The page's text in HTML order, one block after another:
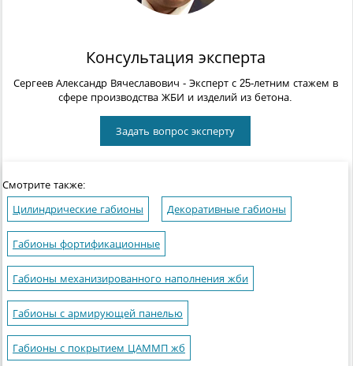
Консультация эксперта
Сергеев Александр Вячеславович - Эксперт с 25-летним стажем в
сфере производства ЖБИ и изделий из бетона.
Задать вопрос эксперту
Смотрите также:
Цилиндрические габионы Декоративные габионы
Габионы фортификационные
Габионы механизированного наполнения жби
Габионы с армирующей панелью
Габионы с покрытием ЦАММП жб